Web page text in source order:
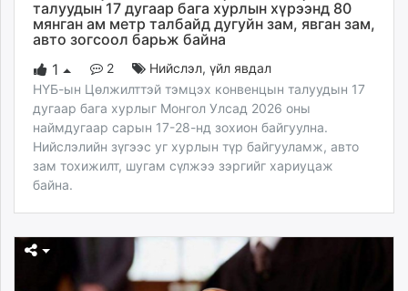
талуудын 17 дугаар бага хурлын хүрээнд 80
мянган ам метр талбайд дугуйн зам, явган зам,
авто зогсоол барьж байна
1
2 Нийслэл,үйл явдал
НҮБ-ын Цөлжилттэй тэмцэх конвенцын талуудын 17
дугаар бага хурлыг Монгол Улсад 2026 оны
наймдугаар сарын 17-28-нд зохион байгуулна.
Нийслэлийн зүгээс уг хурлын түр байгууламж, авто
зам тохижилт, шугам сүлжээ зэргийг хариуцаж
байна.